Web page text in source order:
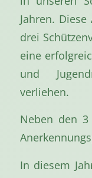
Jahren.
drei
eine
und
verliehen.
Neben den
In diesem